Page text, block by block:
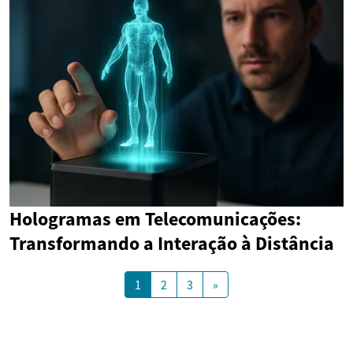
Hologramas em Telecomunicações:
Transformando a Interação à Distância
1 2 3 »